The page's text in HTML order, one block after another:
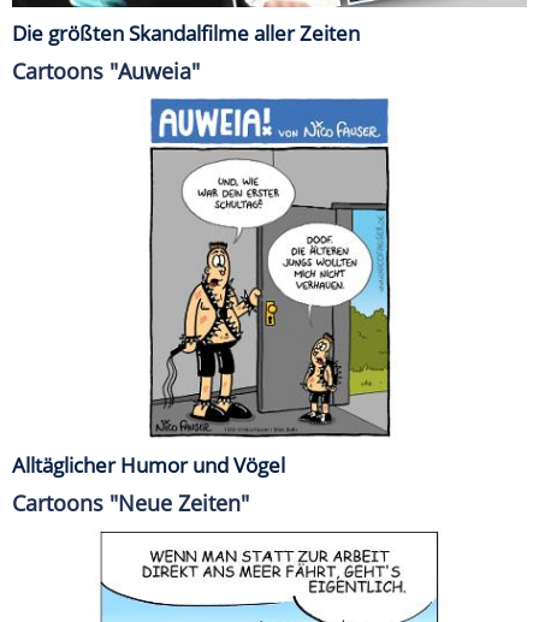
Die größten Skandalfilme aller Zeiten
Cartoons "Auweia"
Alltäglicher Humor und Vögel
Cartoons "Neue Zeiten"